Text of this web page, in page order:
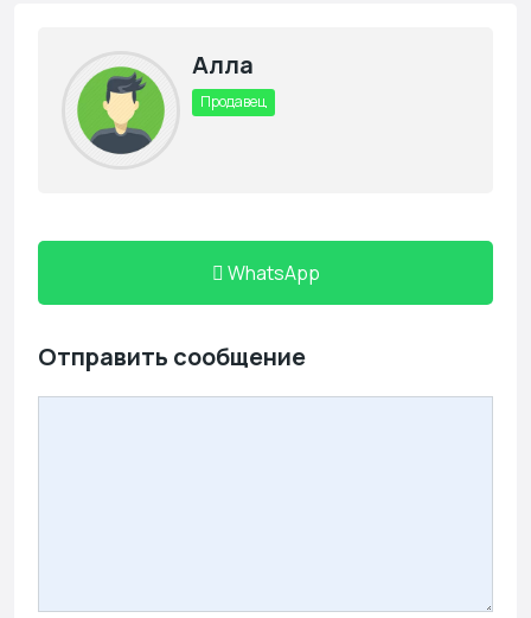
Алла
Продавец
WhatsApp
Отправить сообщение